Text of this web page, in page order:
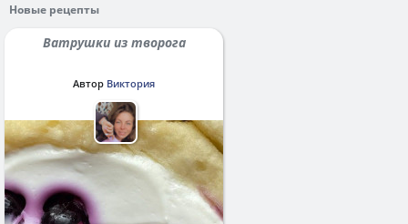
Новые рецепты
Ватрушки из творога
Автор Виктория